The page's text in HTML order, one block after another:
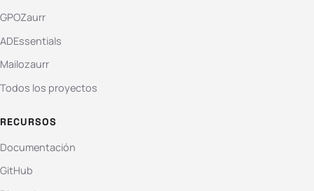
GPOZaurr
ADEssentials
Mailozaurr
Todos los proyectos
RECURSOS
Documentación
GitHub